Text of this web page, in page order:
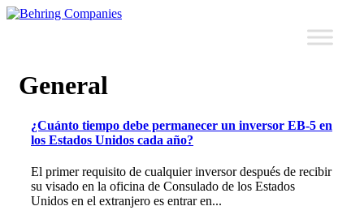
General
¿Cuánto tiempo debe permanecer un inversor EB-5 en
los Estados Unidos cada año?
El primer requisito de cualquier inversor después de recibir
su visado en la oficina de Consulado de los Estados
Unidos en el extranjero es entrar en...